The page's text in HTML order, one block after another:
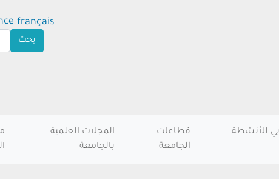
للأنشطة
قطاعات
الجامعة
المجلات العلمية
بالجامعة
français